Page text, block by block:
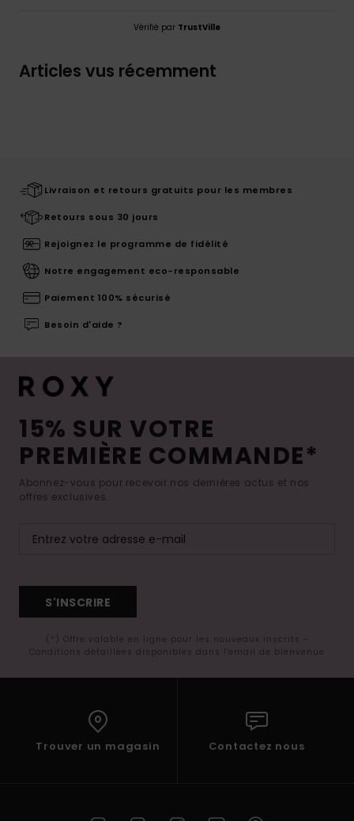
Vérifié par TrustVille
Articles vus récemment
Livraison et retours gratuits pour les membres
Retours sous 30 jours
Rejoignez le programme de fidélité
Notre engagement eco-responsable
Paiement 100% sécurisé
Besoin d'aide ?
15% SUR VOTRE
PREMIÈRE COMMANDE*
Abonnez-vous pour recevoir nos dernières actus et nos
offres exclusives.
S'INSCRIRE
(*) Offre valable en ligne pour les nouveaux inscrits -
Conditions détaillées disponibles dans l'email de bienvenue
Trouver un magasin Contactez nous